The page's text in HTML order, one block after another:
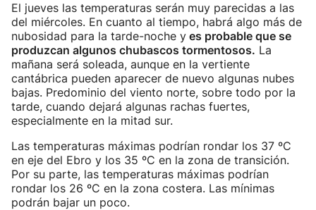
El jueves las temperaturas serán muy parecidas a las
del miércoles. En cuanto al tiempo, habrá algo más de
nubosidad para la tarde-noche y es probable que se
produzcan algunos chubascos tormentosos. La
mañana será soleada, aunque en la vertiente
cantábrica pueden aparecer de nuevo algunas nubes
bajas. Predominio del viento norte, sobre todo por la
tarde, cuando dejará algunas rachas fuertes,
especialmente en la mitad sur.
Las temperaturas máximas podrían rondar los 37 ºC
en eje del Ebro y los 35 ºC en la zona de transición.
Por su parte, las temperaturas máximas podrían
rondar los 26 ºC en la zona costera. Las mínimas
podrán bajar un poco.